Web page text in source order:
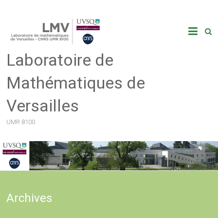
Laboratoire de
Mathématiques de
Versailles
UMR 8100
Archives